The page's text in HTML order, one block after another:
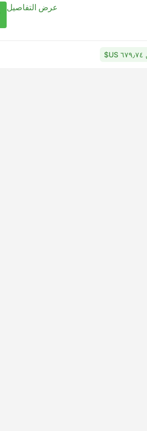
عرض التفاصيل